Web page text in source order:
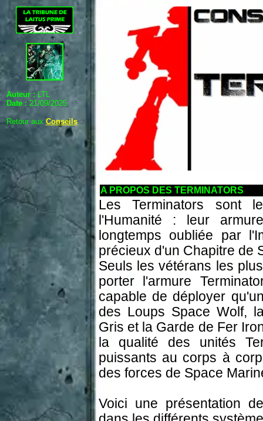
Auteur : LTL
Date : 21/09/2025
Retour aux Conseils
A PROPOS DES TERMINATORS
Les Terminators sont
l'Humanité : leur
longtemps oubliée par
précieux d'un Chapitre de
Seuls les vétérans les
porter l'armure
capable de déployer
des Loups Space Wolf,
Gris et la Garde de Fer
la qualité des unités
puissants au corps à
des forces de Space
Voici une présentation